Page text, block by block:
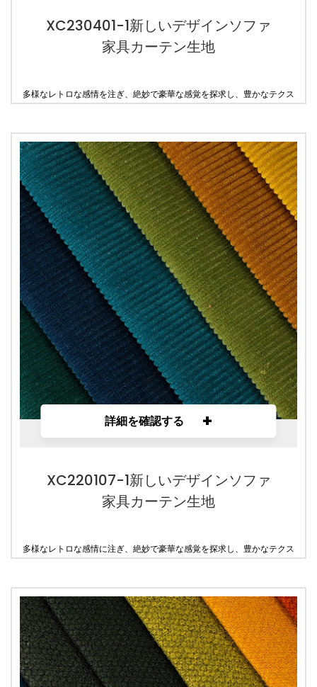
XC230401-1新しいデザインソファ
家具カーテン生地
多様なレトロな感情を注ぎ、絶妙で豪華な感覚を探求し、豊かなテクス
詳細を確認する +
XC220107-1新しいデザインソファ
家具カーテン生地
多様なレトロな感情に注ぎ、絶妙で豪華な感覚を探求し、豊かなテクス